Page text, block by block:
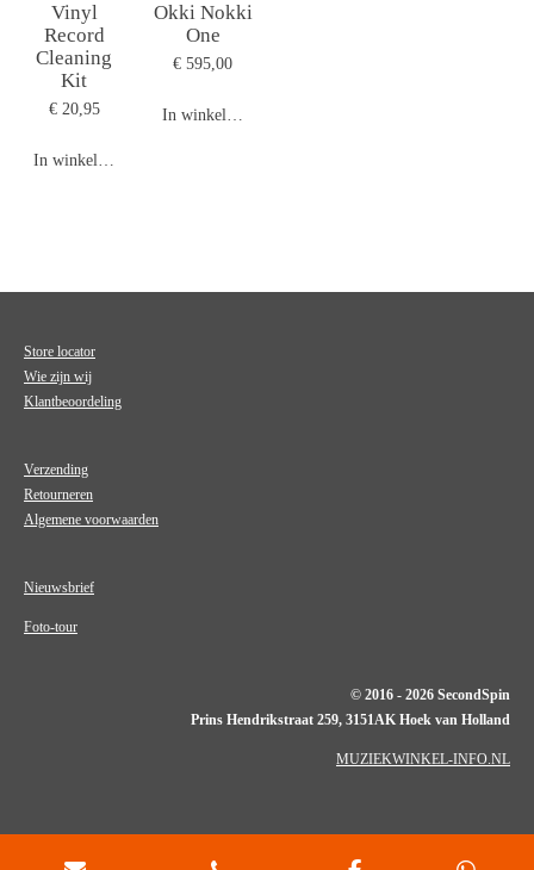
Vinyl
Record
Cleaning
Kit
€ 20,95
In winkelwagen
Okki Nokki
One
€ 595,00
In winkelwagen
Store locator
Wie zijn wij
Klantbeoordeling
Verzending
Retourneren
Algemene voorwaarden
Nieuwsbrief
Foto-tour
© 2016 - 2026 SecondSpin
Prins Hendrikstraat 259, 3151AK Hoek van Holland
MUZIEKWINKEL-INFO.NL